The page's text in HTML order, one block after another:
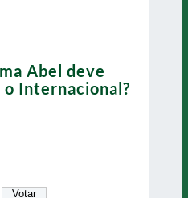
Abel deve
Internacional?